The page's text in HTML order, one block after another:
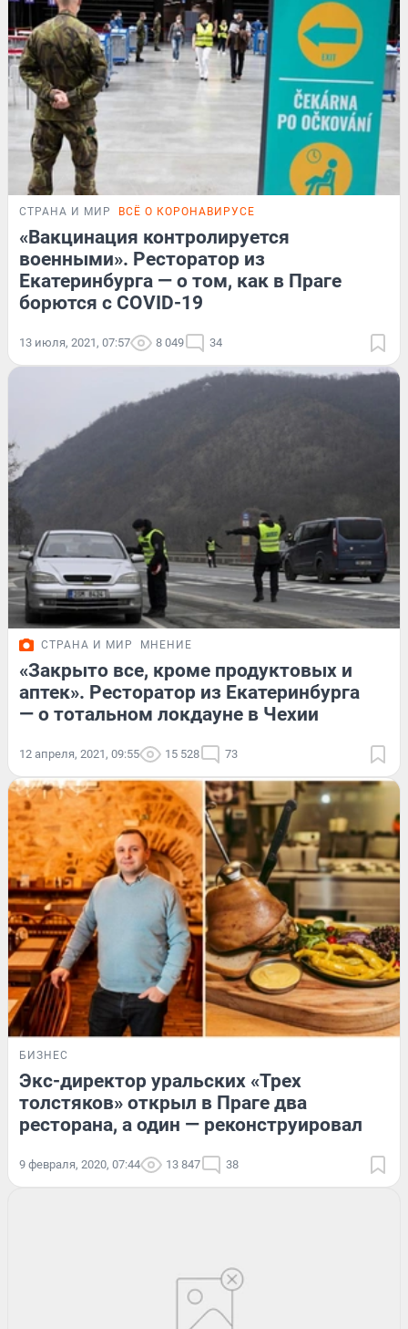
СТРАНА И МИР ВСЁ О КОРОНАВИРУСЕ
«Вакцинация контролируется
военными». Ресторатор из
Екатеринбурга — о том, как в Праге
борются с COVID-19
13 июля, 2021, 07:57 8 049 34
СТРАНА И МИР МНЕНИЕ
«Закрыто все, кроме продуктовых и
аптек». Ресторатор из Екатеринбурга
— о тотальном локдауне в Чехии
12 апреля, 2021, 09:55 15 528 73
БИЗНЕС
Экс-директор уральских «Трех
толстяков» открыл в Праге два
ресторана, а один — реконструировал
9 февраля, 2020, 07:44 13 847 38